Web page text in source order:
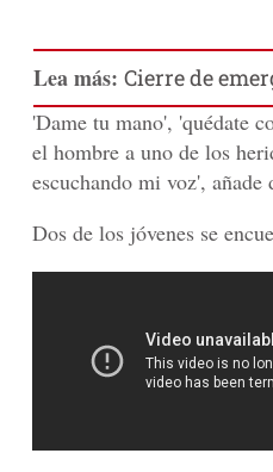
Lea más: Cierre de
'Dame tu mano', 'quédate
el hombre a uno de los
escuchando mi voz', añade
Dos de los jóvenes se